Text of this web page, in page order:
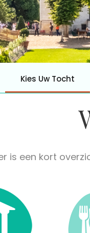
Kies Uw Tocht
is een kort